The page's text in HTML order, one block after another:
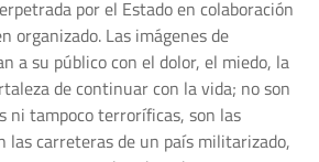
por el Estado en colaboración
organizado. Las imágenes de
a su público con el dolor, el miedo, la
de continuar con la vida; no son
ni tampoco terroríficas, son las
las carreteras de un país militarizado,